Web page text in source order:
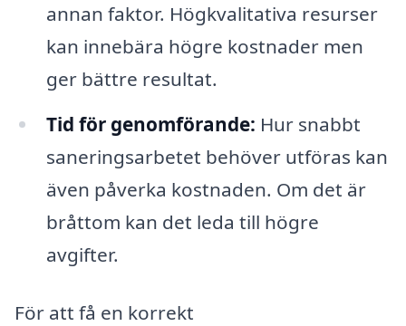
annan faktor. Högkvalitativa resurser
kan innebära högre kostnader men
ger bättre resultat.
Tid för genomförande: Hur snabbt
saneringsarbetet behöver utföras kan
även påverka kostnaden. Om det är
bråttom kan det leda till högre
avgifter.
För att få en korrekt